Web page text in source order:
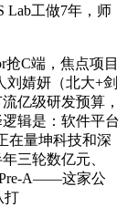
Lab工做7年，师
C端，焦点项目
刘婧妍（北大+剑
亿级研发预算，
辑是：软件平台
在量坤科技和深
三轮数亿元、
Pre-A——这家公
打